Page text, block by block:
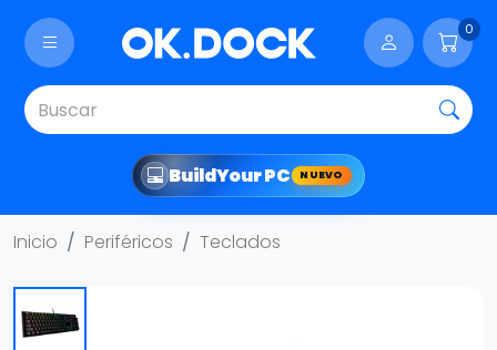
0
BuildYour PC NUEVO
Inicio Periféricos Teclados